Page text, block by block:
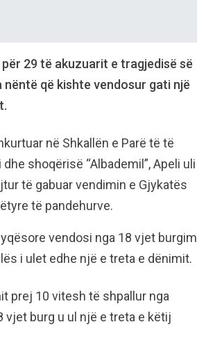
29 të akuzuarit e tragjedisë së
nëntë që kishte vendosur gati një
në Shkallën e Parë të të
shoqërisë “Albademil”, Apeli uli
të gabuar vendimin e Gjykatës
të pandehurve.
vendosi nga 18 vjet burgim
i ulet edhe një e treta e dënimit.
prej 10 vitesh të shpallur nga
vjet burg u ul një e treta e këtij